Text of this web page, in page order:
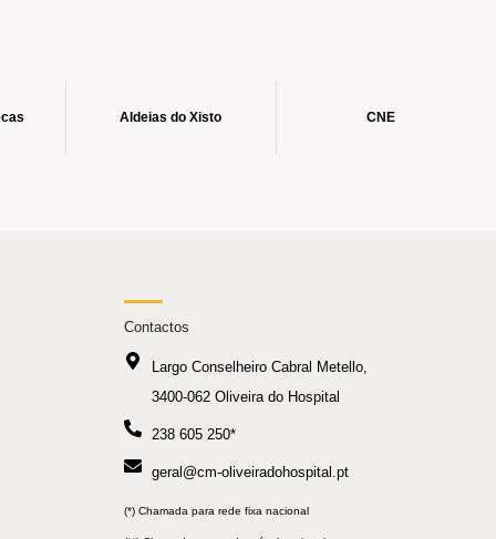
Aldeias do Xisto CNE
Contactos
Largo Conselheiro Cabral Metello,
3400-062 Oliveira do Hospital
238 605 250*
geral@cm-oliveiradohospital.pt
(*) Chamada para rede fixa nacional